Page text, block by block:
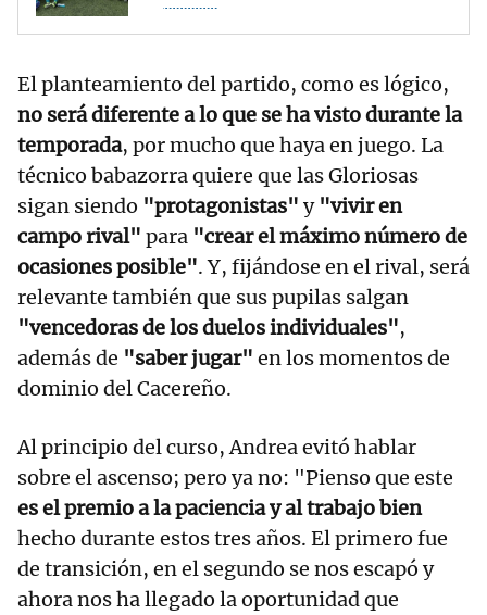
El planteamiento del partido, como es lógico,
no será diferente a lo que se ha visto durante la
temporada, por mucho que haya en juego. La
técnico babazorra quiere que las Gloriosas
sigan siendo "protagonistas" y "vivir en
campo rival" para "crear el máximo número de
ocasiones posible". Y, fijándose en el rival, será
relevante también que sus pupilas salgan
"vencedoras de los duelos individuales",
además de "saber jugar" en los momentos de
dominio del Cacereño.
Al principio del curso, Andrea evitó hablar
sobre el ascenso; pero ya no: "Pienso que este
es el premio a la paciencia y al trabajo bien
hecho durante estos tres años. El primero fue
de transición, en el segundo se nos escapó y
ahora nos ha llegado la oportunidad que